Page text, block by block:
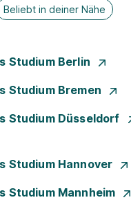
Beliebt in deiner Nähe
Studium Berlin
Studium Bremen
Studium Düsseldorf
Studium Hannover
Studium Mannheim